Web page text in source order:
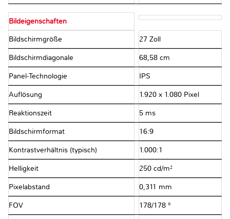
Bildeigenschaften
Bildschirmgröße 27 Zoll
Bildschirmdiagonale 68,58 cm
Panel-Technologie IPS
Auflösung 1.920 x 1.080 Pixel
Reaktionszeit 5 ms
Bildschirmformat 16:9
Kontrastverhältnis (typisch) 1.000:1
Helligkeit 250 cd/m²
Pixelabstand 0,311 mm
FOV 178/178 °